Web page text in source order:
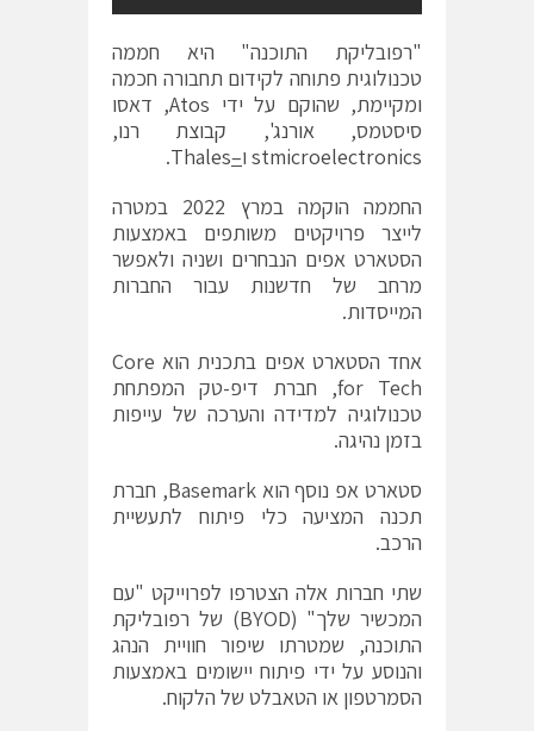
"רפובליקת התוכנה" היא חממה
טכנולוגית פתוחה לקידום תחבורה חכמה
ומקיימת, שהוקם על ידי Atos, דאסו
סיסטמס,אורנג', קבוצת רנו,
stmicroelectronics ו–
Thales
.
החממה הוקמה במרץ 2022 במטרה
לייצר פרויקטים משותפים באמצעות
הסטארט אפים הנבחרים ושניה ולאפשר
מרחב של חדשנות עבור החברות
המייסדות.
אחד הסטארט אפים בתכנית הוא Core
for Tech, חברת דיפ-טק המפתחת
טכנולוגיה למדידה והערכה של עייפות
בזמן נהיגה.
סטארט אפ נוסף הוא Basemark, חברת
תכנה המציעה כלי פיתוח לתעשיית
הרכב.
שתי חברות אלה הצטרפו לפרוייקט "עם
המכשיר שלך" (BYOD) של רפובליקת
התוכנה, שמטרתו שיפור חוויית הנהג
והנוסע על ידי פיתוח יישומים באמצעות
הסמרטפון או הטאבלט של הלקוח.